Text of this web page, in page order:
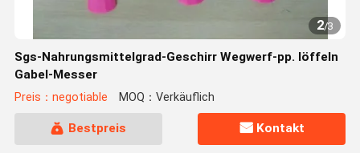
2/3
Sgs-Nahrungsmittelgrad-Geschirr Wegwerf-pp. löffeln
Gabel-Messer
Preis：negotiable MOQ：Verkäuflich
Bestpreis Kontakt